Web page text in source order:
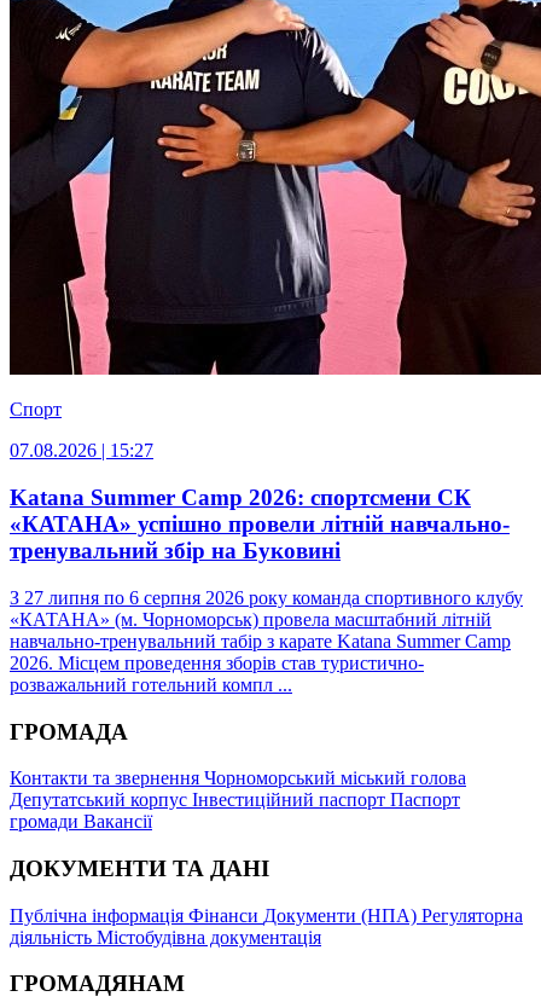
Спорт
07.08.2026 | 15:27
Katana Summer Camp 2026: спортсмени СК
«КАТАНА» успішно провели літній навчально-
тренувальний збір на Буковині
З 27 липня по 6 серпня 2026 року команда спортивного клубу
«КАТАНА» (м. Чорноморськ) провела масштабний літній
навчально-тренувальний табір з карате Katana Summer Camp
2026. Місцем проведення зборів став туристично-
розважальний готельний компл ...
ГРОМАДА
Контакти та звернення Чорноморський міський голова
Депутатський корпус Інвестиційний паспорт Паспорт
громади Вакансії
ДОКУМЕНТИ ТА ДАНІ
Публічна інформація Фінанси Документи (НПА) Регуляторна
діяльність Містобудівна документація
ГРОМАДЯНАМ